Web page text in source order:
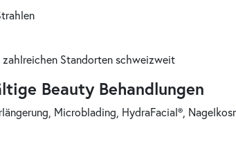
zahlreichen Standorten schweizweit
Beauty Behandlungen
Microblading, HydraFacial®,